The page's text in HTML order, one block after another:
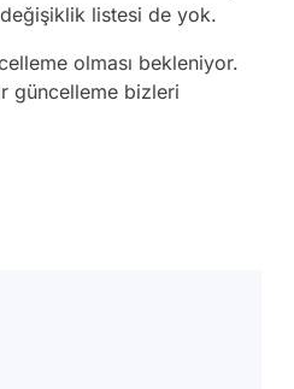
listesi de yok.
olması bekleniyor.
güncelleme bizleri